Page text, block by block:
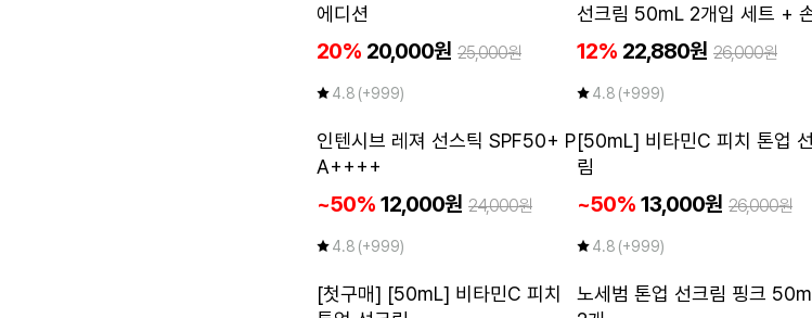
에디션
20% 20,000원 25,000원
4.8 (+999)
선크림 50mL 2개입 세트 +
울 증정
12% 22,880원 26,000원
4.8 (+999)
~50%
인텐시브 레져 선스틱 SPF50+ P
A++++
~50% 12,000원 24,000원
4.8 (+999)
2개이상
~50
[50mL] 비타민C 피치 톤업
림
~50% 13,000원 26,000원
4.8 (+999)
[첫구매] [50mL] 비타민C 피치
50
노세범 톤업 선크림 핑크